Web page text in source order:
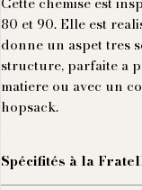
80 et 90. Elle est
donne un aspet tres
structure, parfaite a
matiere ou avec un
hopsack.
Spécifités à la